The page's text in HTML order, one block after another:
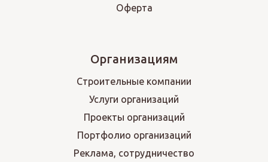
Оферта
Организациям
Строительные компании
Услуги организаций
Проекты организаций
Портфолио организаций
Реклама, сотрудничество